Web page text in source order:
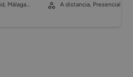
Málaga…
A distancia, Presencial